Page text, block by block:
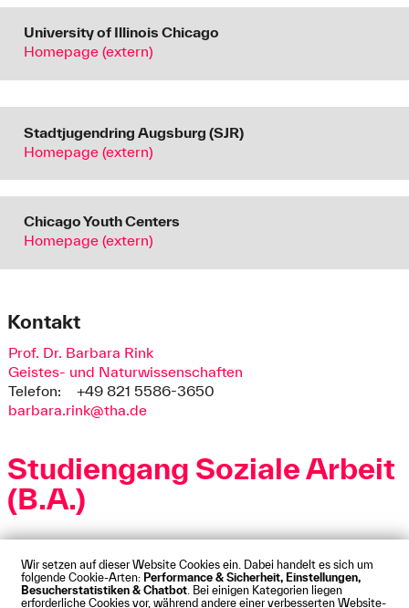
Wir setzen auf dieser Website Cookies ein. Dabei handelt es sich um
folgende Cookie-Arten: Performance & Sicherheit, Einstellungen,
Besucherstatistiken & Chatbot . Bei einigen Kategorien liegen
erforderliche Cookies vor, während andere einer verbesserten Website-
University of Illinois Chicago
Homepage (extern)
Stadtjugendring Augsburg (SJR)
Homepage (extern)
Chicago Youth Centers
Homepage (extern)
Kontakt
Prof. Dr. Barbara Rink
Geistes- und Naturwissenschaften
Telefon:
+49 821 5586-3650
barbara.rink@tha.de
Studiengang Soziale Arbeit
(B.A.)
Impressum Datenschutz Cookies
Barrierefreiheit